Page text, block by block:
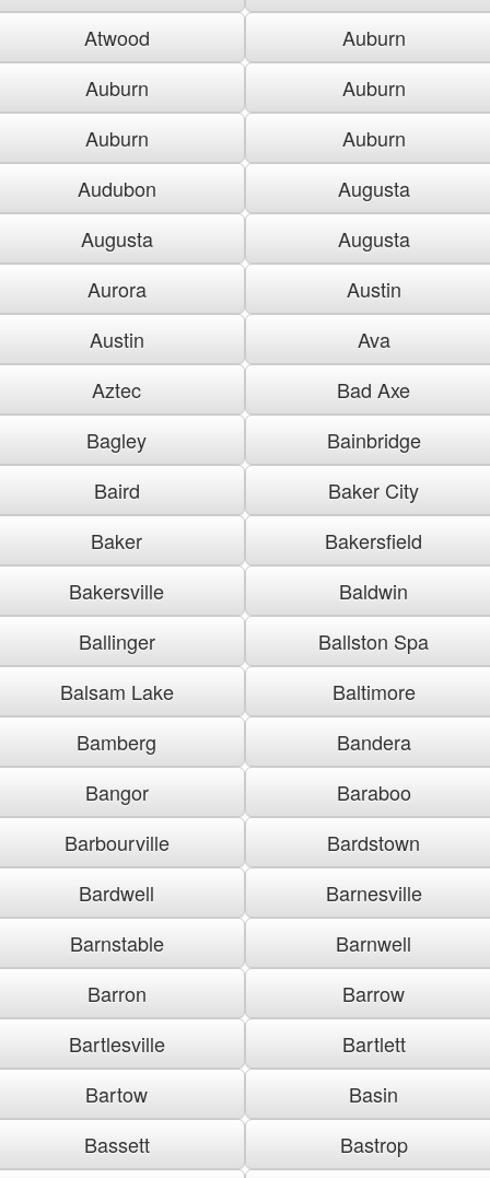
Atwood
Auburn
Auburn
Auburn
Auburn
Auburn
Audubon
Augusta
Augusta
Augusta
Aurora
Austin
Austin
Ava
Aztec
Bad Axe
Bagley
Bainbridge
Baird
Baker City
Baker
Bakersfield
Bakersville
Baldwin
Ballinger
Ballston Spa
Balsam Lake
Baltimore
Bamberg
Bandera
Bangor
Baraboo
Barbourville
Bardstown
Bardwell
Barnesville
Barnstable
Barnwell
Barron
Barrow
Bartlesville
Bartlett
Bartow
Basin
Bassett
Bastrop